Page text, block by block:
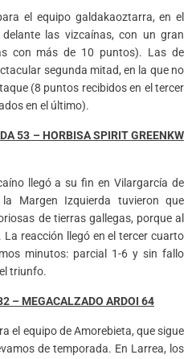
el equipo galdakaoztarra, en el
las vizcaínas, con un gran
con más de 10 puntos). Las de
segunda mitad, en la que no
(8 puntos recibidos en el tercer
en el último).
53 – HORBISA SPIRIT GREENKW
llegó a su fin en Vilargarcía de
Margen Izquierda tuvieron que
de tierras gallegas, porque al
reacción llegó en el tercer cuarto
minutos: parcial 1-6 y sin fallo
triunfo.
– MEGACALZADO ARDOI 64
el equipo de Amorebieta, que sigue
de temporada. En Larrea, los